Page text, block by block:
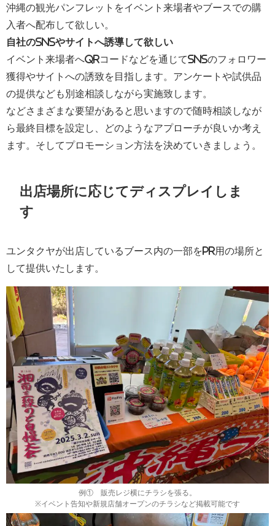
沖縄の観光パンフレットをイベント来場者やブースでの購
入者へ配布して欲しい。
自社のSNSやサイトへ誘導して欲しい
イベント来場者へQRコードなどを通じてSNSのフォロワー
獲得やサイトへの誘致を目指します。アンケートや試供品
の提供なども別途相談しながら実施致します。
などさまざまな要望があると思いますので随時相談しなが
ら最終目標を設定し、どのようなアプローチが良いか考え
ます。そしてプロモーション方法を決めていきましょう。
出店場所に応じてディスプレイしま
す
ユンタクヤが出店しているブース内の一部をPR用の場所と
して提供いたします。
例① 販売レジ横にチラシを張る。
※イベント告知や新規店舗オープンのチラシなど掲載可能です